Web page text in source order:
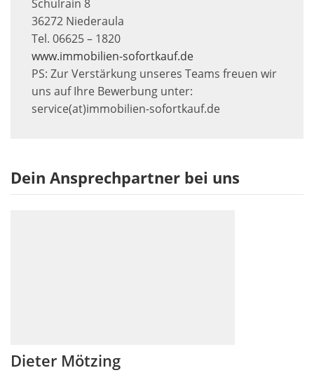
Schulrain 8
36272 Niederaula
Tel. 06625 – 1820
www.immobilien-sofortkauf.de
PS: Zur Verstärkung unseres Teams freuen wir
uns auf Ihre Bewerbung unter:
service(at)immobilien-sofortkauf.de
Dein Ansprechpartner bei uns
Dieter Mötzing